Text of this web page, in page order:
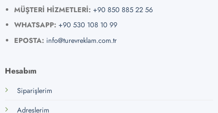
MÜŞTERİ HİZMETLERİ: +90 850 885 22 56
WHATSAPP: +90 530 108 10 99
EPOSTA: info@turevreklam.com.tr
Hesabım
Siparişlerim
Adreslerim